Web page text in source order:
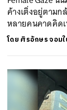
ค้างเติ่งอยู่ตามก
หลายคนคาดคิดเ
โดย ศิรอักษร จอม